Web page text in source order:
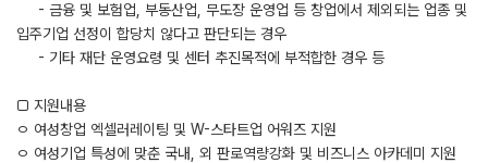
- 금융 및 보험업, 부동산업, 무도장 운영업 등 창업에서 제외되는 업종 및
입주기업 선정이 합당치 않다고 판단되는 경우
- 기타 재단 운영요령 및 센터 추진목적에 부적합한 경우 등
□ 지원내용
ㅇ 여성창업 엑셀러레이팅 및 W-스타트업 어워즈 지원
ㅇ 여성기업 특성에 맞춘 국내, 외 판로역량강화 및 비즈니스 아카데미 지원